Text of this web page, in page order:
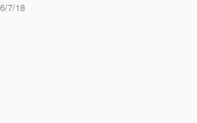
7/18